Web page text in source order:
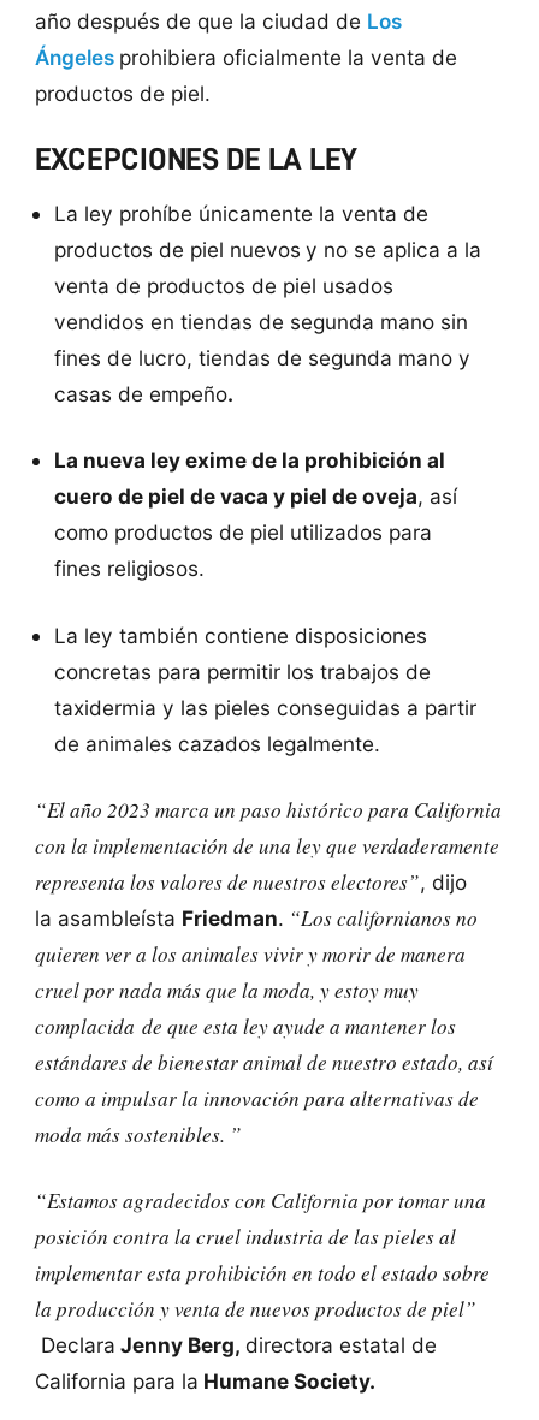
año después de que la ciudad de Los
Ángeles prohibiera oficialmente la venta de
productos de piel.
EXCEPCIONES DE LA LEY
La ley prohíbe únicamente la venta de
productos de piel nuevos y no se aplica a la
venta de productos de piel usados ​​
vendidos en tiendas de segunda mano sin
fines de lucro, tiendas de segunda mano y
casas de empeño.
La nueva ley exime de la prohibición al
cuero de piel de vaca y piel de oveja, así
como productos de piel utilizados para
fines religiosos.
La ley también contiene disposiciones
concretas para permitir los trabajos de
taxidermia y las pieles conseguidas a partir
de animales cazados legalmente.
“El año 2023 marca un paso histórico para California
con la implementación de una ley que verdaderamente
representa los valores de nuestros electores”, dijo
la asambleísta Friedman. “Los californianos no
quieren ver a los animales vivir y morir de manera
cruel por nada más que la moda, y estoy muy
complacida de que esta ley ayude a mantener los
estándares de bienestar animal de nuestro estado, así
como a impulsar la innovación para alternativas de
moda más sostenibles. ”
“Estamos agradecidos con California por tomar una
posición contra la cruel industria de las pieles al
implementar esta prohibición en todo el estado sobre
la producción y venta de nuevos productos de piel”
Declara Jenny Berg, directora estatal de
California para la Humane Society.